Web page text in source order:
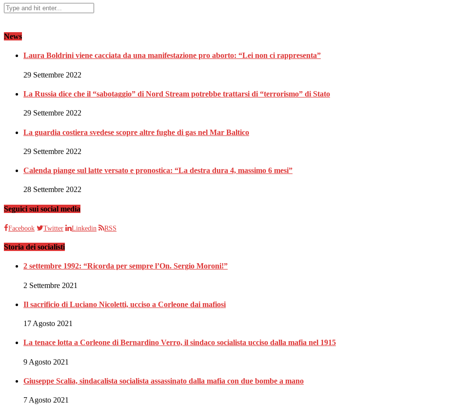
News
Laura Boldrini viene cacciata da una manifestazione pro aborto: “Lei non ci rappresenta”
29 Settembre 2022
La Russia dice che il “sabotaggio” di Nord Stream potrebbe trattarsi di “terrorismo” di Stato
29 Settembre 2022
La guardia costiera svedese scopre altre fughe di gas nel Mar Baltico
29 Settembre 2022
Calenda piange sul latte versato e pronostica: “La destra dura 4, massimo 6 mesi”
28 Settembre 2022
Seguici sui social media
Facebook Twitter Linkedin RSS
Storia dei socialisti
2 settembre 1992: “Ricorda per sempre l’On. Sergio Moroni!”
2 Settembre 2021
Il sacrificio di Luciano Nicoletti, ucciso a Corleone dai mafiosi
17 Agosto 2021
La tenace lotta a Corleone di Bernardino Verro, il sindaco socialista ucciso dalla mafia nel 1915
9 Agosto 2021
Giuseppe Scalia, sindacalista socialista assassinato dalla mafia con due bombe a mano
7 Agosto 2021